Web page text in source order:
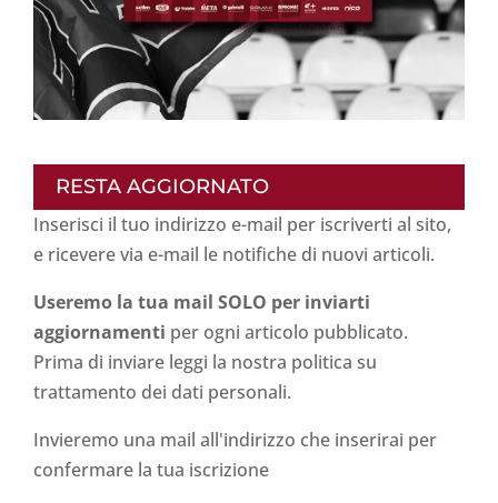
RESTA AGGIORNATO
Inserisci il tuo indirizzo e-mail per iscriverti al sito,
e ricevere via e-mail le notifiche di nuovi articoli.
Useremo la tua mail SOLO per inviarti
aggiornamenti per ogni articolo pubblicato.
Prima di inviare leggi la nostra politica su
trattamento dei dati personali.
Invieremo una mail all'indirizzo che inserirai per
confermare la tua iscrizione